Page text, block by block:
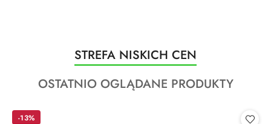
Pomiń karuzelę produktów
Produkty
o
statusie:
STREFA NISKICH CEN
Produkty
statusie:
OSTATNIO OGLĄDANE PRODUKTY
-13%